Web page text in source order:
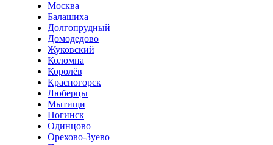
Москва
Балашиха
Долгопрудный
Домодедово
Жуковский
Коломна
Королёв
Красногорск
Люберцы
Мытищи
Ногинск
Одинцово
Орехово-Зуево